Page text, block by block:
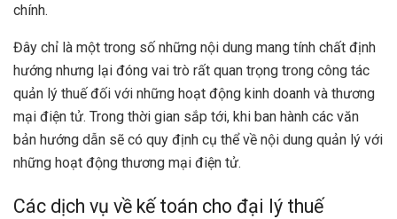
chính.
Đây chỉ là một trong số những nội dung mang tính chất định
hướng nhưng lại đóng vai trò rất quan trọng trong công tác
quản lý thuế đối với những hoạt động kinh doanh và thương
mại điện tử. Trong thời gian sắp tới, khi ban hành các văn
bản hướng dẫn sẽ có quy định cụ thể về nội dung quản lý với
những hoạt động thương mại điện tử.
Các dịch vụ về kế toán cho đại lý thuế